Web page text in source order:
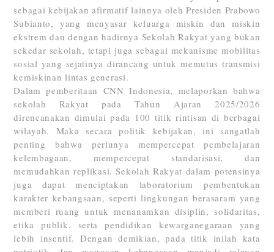
sebagai kebijakan afirmatif lainnya oleh Presiden Prabowo
Subianto, yang menyasar keluarga miskin dan miskin
ekstrem dan dengan hadirnya Sekolah Rakyat yang bukan
sekedar sekolah, tetapi juga sebagai mekanisme mobilitas
sosial yang sejatinya dirancang untuk memutus transmisi
kemiskinan lintas generasi.
Dalam pemberitaan CNN Indonesia, melaporkan bahwa
sekolah Rakyat pada Tahun Ajaran 2025/2026
direncanakan dimulai pada 100 titik rintisan di berbagai
wilayah. Maka secara politik kebijakan, ini sangatlah
penting bahwa perlunya mempercepat pembelajaran
kelembagaan, mempercepat standarisasi, dan
memudahkan replikasi. Sekolah Rakyat dalam potensinya
juga dapat menciptakan laboratorium pembentukan
karakter kebangsaan, seperti lingkungan berasaram yang
memberi ruang untuk menanamkan disiplin, solidaritas,
etika publik, serta pendidikan kewarganegaraan yang
lebih insentif. Dengan demikian, pada titik inilah kata